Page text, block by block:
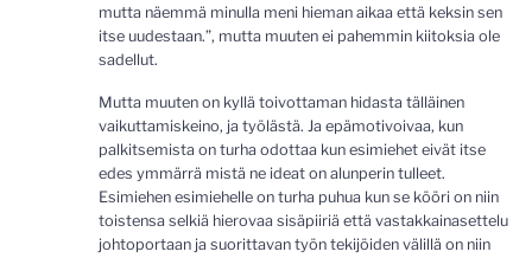
mutta näemmä minulla meni hieman aikaa että keksin sen
itse uudestaan.”, mutta muuten ei pahemmin kiitoksia ole
sadellut.
Mutta muuten on kyllä toivottaman hidasta tälläinen
vaikuttamiskeino, ja työlästä. Ja epämotivoivaa, kun
palkitsemista on turha odottaa kun esimiehet eivät itse
edes ymmärrä mistä ne ideat on alunperin tulleet.
Esimiehen esimiehelle on turha puhua kun se kööri on niin
toistensa selkiä hierovaa sisäpiiriä että vastakkainasettelu
johtoportaan ja suorittavan työn tekijöiden välillä on niin